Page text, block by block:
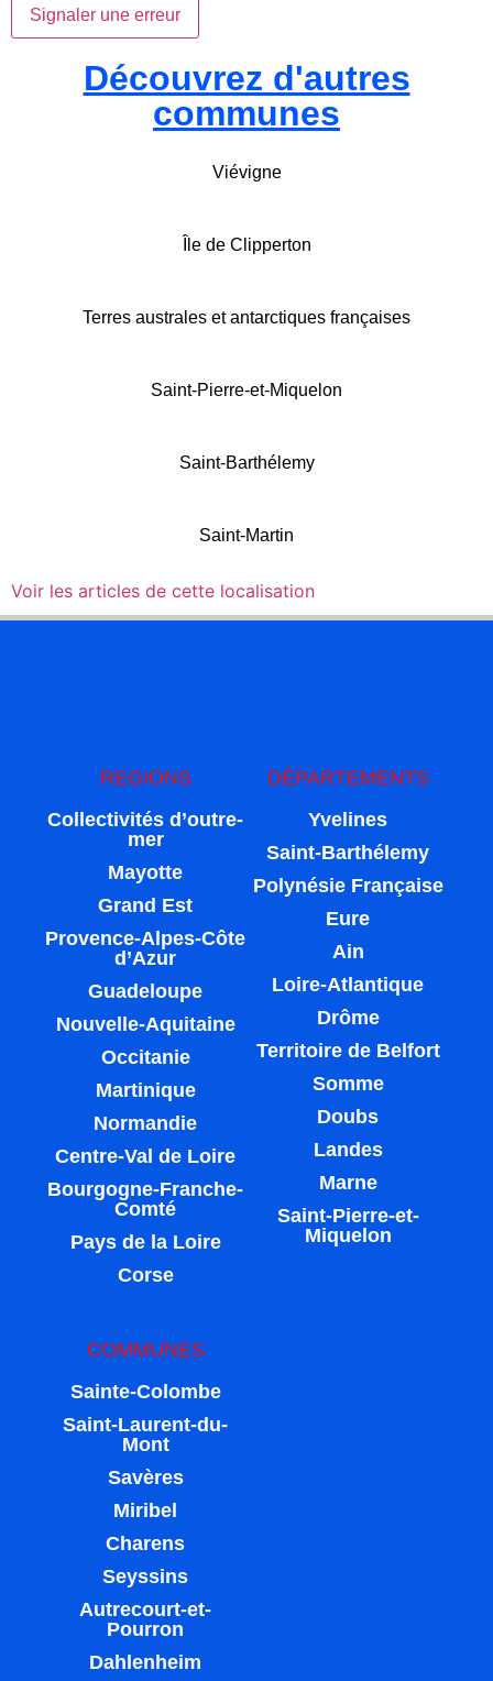
Signaler une erreur
Découvrez d'autres
communes
Viévigne
Île de Clipperton
Terres australes et antarctiques françaises
Saint-Pierre-et-Miquelon
Saint-Barthélemy
Saint-Martin
Voir les articles de cette localisation
REGIONS
Collectivités d’outre-
mer
Mayotte
Grand Est
Provence-Alpes-Côte
d’Azur
Guadeloupe
Nouvelle-Aquitaine
Occitanie
Martinique
Normandie
Centre-Val de Loire
Bourgogne-Franche-
Comté
Pays de la Loire
Corse
DÉPARTEMENTS
Yvelines
Saint-Barthélemy
Polynésie Française
Eure
Ain
Loire-Atlantique
Drôme
Territoire de Belfort
Somme
Doubs
Landes
Marne
Saint-Pierre-et-
Miquelon
COMMUNES
Sainte-Colombe
Saint-Laurent-du-
Mont
Savères
Miribel
Charens
Seyssins
Autrecourt-et-
Pourron
Dahlenheim